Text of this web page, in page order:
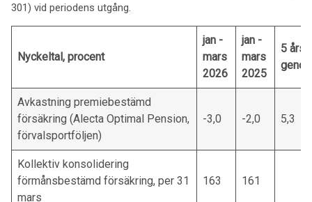
301) vid periodens utgång.
Nyckeltal, procent
jan -
mars
2026
jan -
mars
2025
5 års
Avkastning premiebestämd
försäkring (Alecta Optimal Pension,
förvalsportföljen)
-3,0 -2,0 5,3
Kollektiv konsolidering
förmånsbestämd försäkring, per 31
mars
163 161